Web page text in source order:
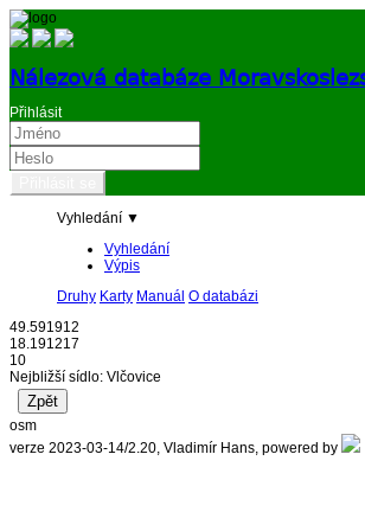
Nálezová databáze
Přihlásit
Vyhledání ▼
Vyhledání
Výpis
Druhy Karty Manuál O databázi
49.591912
18.191217
10
Nejbližší sídlo: Vlčovice
osm
verze 2023-03-14/2.20, Vladimír Hans, powered by